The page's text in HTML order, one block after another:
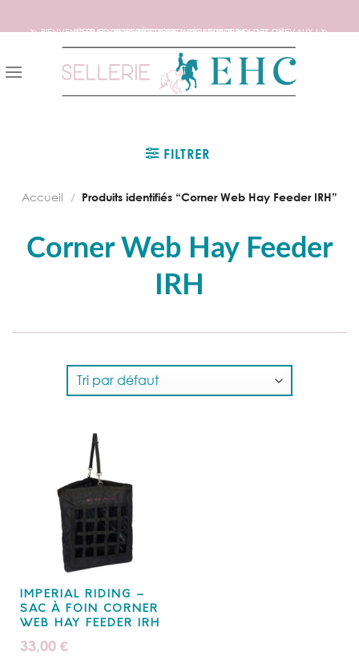
🦄 BIENVENUE SUR NOTRE SITE DEDIE AUX AMOUREUX DES CHEVAUX ! 🦄
📦 FRAIS DE PORT OFFERTS DÈS 150€ D’ACHATS ! 📦
❤️ EXPÉDITIONS WORLDWIDE ❤️
content
Corner Web Hay Feeder
IRH
Accueil / Produits identifiés “Corner Web Hay Feeder IRH”
FILTRER
IMPERIAL RIDING –
SAC À FOIN CORNER
WEB HAY FEEDER IRH
33,00 €